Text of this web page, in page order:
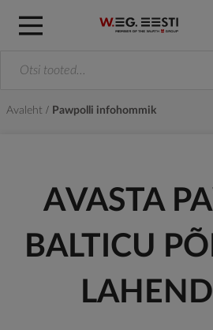
Avaleht Pawpolli infohommik
AVASTA
BALTICU